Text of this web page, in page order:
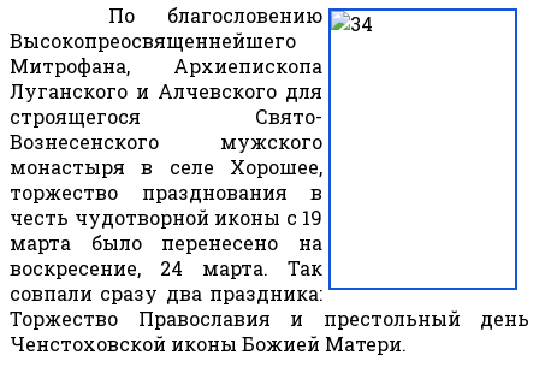
По благословению
Высокопреосвященнейшего
Митрофана, Архиепископа
Луганского и Алчевского для
строящегося Свято-
Вознесенского мужского
монастыря в селе Хорошее,
торжество празднования в
честь чудотворной иконы с 19
марта было перенесено на
воскресение, 24 марта. Так
совпали сразу два праздника:
Торжество Православия и престольный день
Ченстоховской иконы Божией Матери.